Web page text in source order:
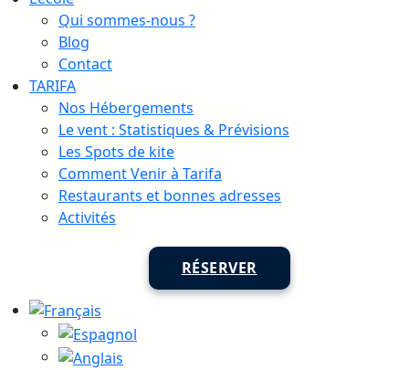
Qui sommes-nous ?
Blog
Contact
TARIFA
Nos Hébergements
Le vent : Statistiques & Prévisions
Les Spots de kite
Comment Venir à Tarifa
Restaurants et bonnes adresses
Activités
RÉSERVER